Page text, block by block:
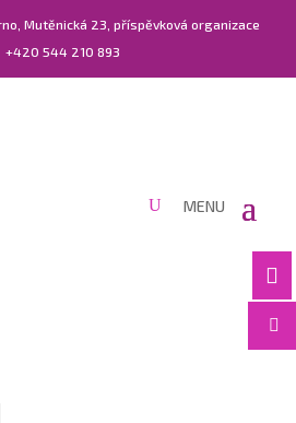
Mutěnická 23, příspěvková organizace
+420 544 210 893

